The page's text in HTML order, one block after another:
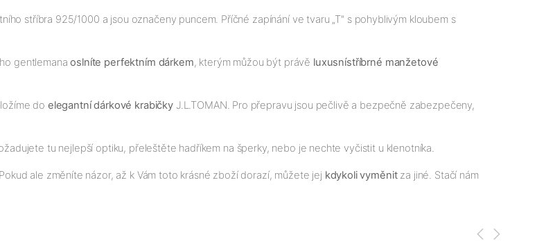
stříbra 925/1000 a jsou označeny puncem. Příčné zapínání ve tvaru „T" s pohyblivým kloubem s
gentlemanaoslníte perfektním dárkem, kterým můžou být právě luxusnístříbrné manžetové
do elegantní dárkové krabičkyJ.L.TOMAN. Pro přepravu jsou pečlivě a bezpečně zabezpečeny,
tu nejlepší optiku, přeleštěte hadříkem na šperky, nebo je nechte vyčistit u klenotníka.
ale změníte názor, až k Vám toto krásné zboží dorazí, můžete jej kdykoli vyměnitza jiné. Stačí nám